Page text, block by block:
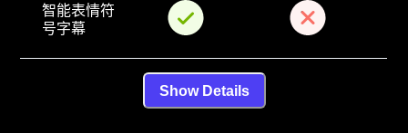
智能表情符
号字幕
Show Details